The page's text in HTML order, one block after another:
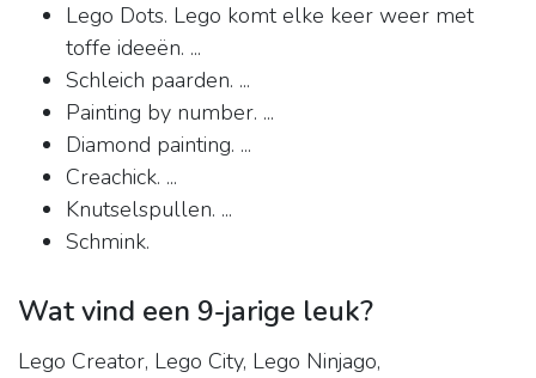
Lego Dots. Lego komt elke keer weer met
toffe ideeën. ...
Schleich paarden. ...
Painting by number. ...
Diamond painting. ...
Creachick. ...
Knutselspullen. ...
Schmink.
Wat vind een 9-jarige leuk?
Lego Creator, Lego City, Lego Ninjago,